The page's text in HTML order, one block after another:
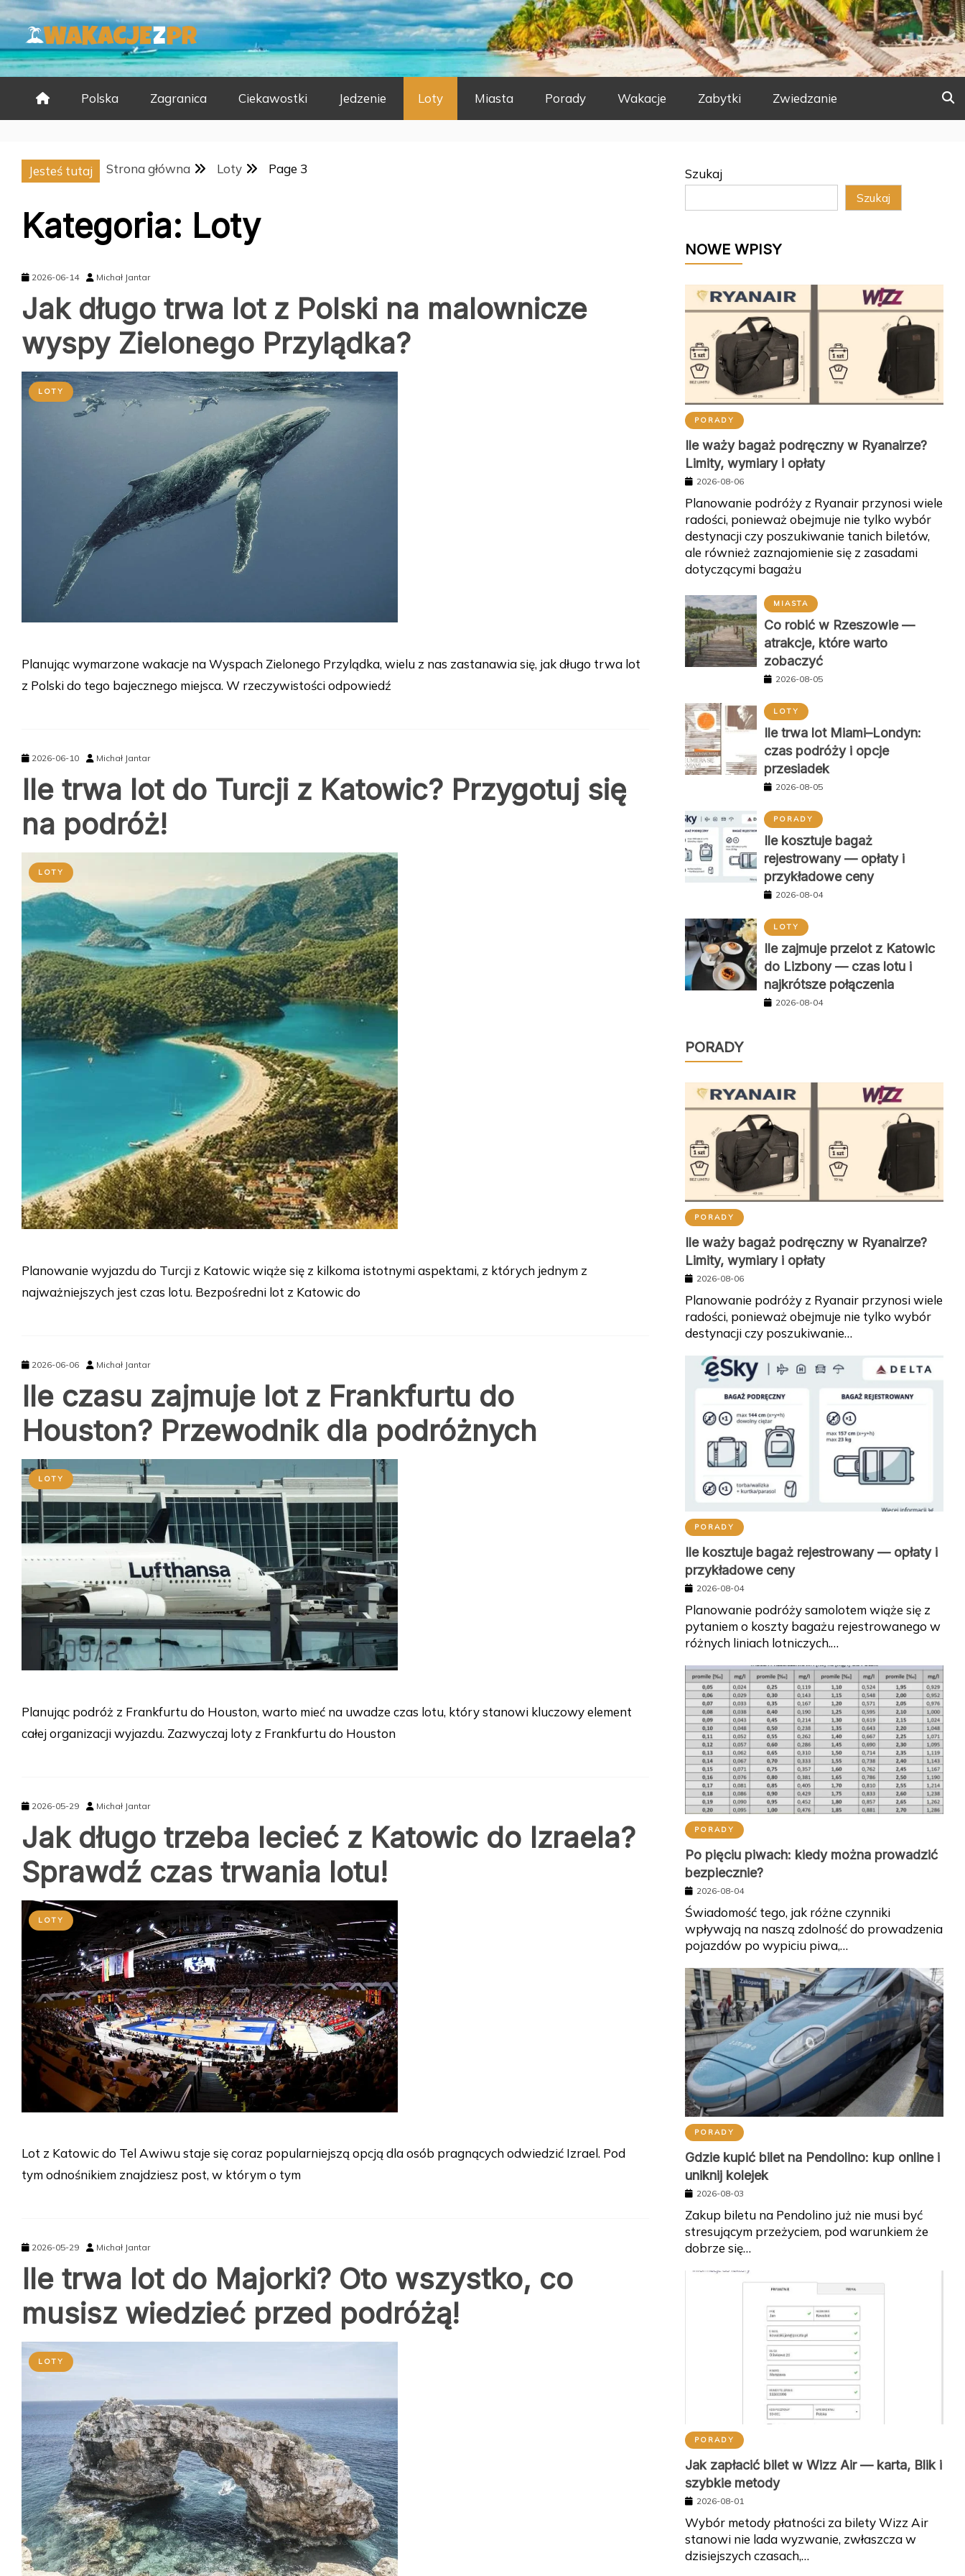
Skip
to
content
Polska Zagranica Ciekawostki Jedzenie Loty Miasta Porady Wakacje Zabytki Zwiedzanie
Jesteś tutaj Strona główna Loty Page 3
Kategoria: Loty
2026-06-14 Michał Jantar
Jak długo trwa lot z Polski na malownicze
wyspy Zielonego Przylądka?
LOTY
Planując wymarzone wakacje na Wyspach Zielonego Przylądka, wielu z nas zastanawia się, jak długo trwa lot
z Polski do tego bajecznego miejsca. W rzeczywistości odpowiedź
2026-06-10 Michał Jantar
Ile trwa lot do Turcji z Katowic? Przygotuj się
na podróż!
LOTY
Planowanie wyjazdu do Turcji z Katowic wiąże się z kilkoma istotnymi aspektami, z których jednym z
najważniejszych jest czas lotu. Bezpośredni lot z Katowic do
2026-06-06 Michał Jantar
Ile czasu zajmuje lot z Frankfurtu do
Houston? Przewodnik dla podróżnych
LOTY
Planując podróż z Frankfurtu do Houston, warto mieć na uwadze czas lotu, który stanowi kluczowy element
całej organizacji wyjazdu. Zazwyczaj loty z Frankfurtu do Houston
2026-05-29 Michał Jantar
Jak długo trzeba lecieć z Katowic do Izraela?
Sprawdź czas trwania lotu!
LOTY
Lot z Katowic do Tel Awiwu staje się coraz popularniejszą opcją dla osób pragnących odwiedzić Izrael. Pod
tym odnośnikiem znajdziesz post, w którym o tym
2026-05-29 Michał Jantar
Ile trwa lot do Majorki? Oto wszystko, co
musisz wiedzieć przed podróżą!
LOTY
Szukaj
Szukaj
NOWE WPISY
PORADY
Ile waży bagaż podręczny w Ryanairze?
Limity, wymiary i opłaty
2026-08-06
Planowanie podróży z Ryanair przynosi wiele
radości, ponieważ obejmuje nie tylko wybór
destynacji czy poszukiwanie tanich biletów,
ale również zaznajomienie się z zasadami
dotyczącymi bagażu
MIASTA
Co robić w Rzeszowie —
atrakcje, które warto
zobaczyć
2026-08-05
LOTY
Ile trwa lot Miami–Londyn:
czas podróży i opcje
przesiadek
2026-08-05
PORADY
Ile kosztuje bagaż
rejestrowany — opłaty i
przykładowe ceny
2026-08-04
LOTY
Ile zajmuje przelot z Katowic
do Lizbony — czas lotu i
najkrótsze połączenia
2026-08-04
PORADY
PORADY
Ile waży bagaż podręczny w Ryanairze?
Limity, wymiary i opłaty
2026-08-06
Planowanie podróży z Ryanair przynosi wiele
radości, ponieważ obejmuje nie tylko wybór
destynacji czy poszukiwanie…
PORADY
Ile kosztuje bagaż rejestrowany — opłaty i
przykładowe ceny
2026-08-04
Planowanie podróży samolotem wiąże się z
pytaniem o koszty bagażu rejestrowanego w
różnych liniach lotniczych.…
PORADY
Po pięciu piwach: kiedy można prowadzić
bezpiecznie?
2026-08-04
Świadomość tego, jak różne czynniki
wpływają na naszą zdolność do prowadzenia
pojazdów po wypiciu piwa,…
PORADY
Gdzie kupić bilet na Pendolino: kup online i
uniknij kolejek
2026-08-03
Zakup biletu na Pendolino już nie musi być
stresującym przeżyciem, pod warunkiem że
dobrze się…
PORADY
Jak zapłacić bilet w Wizz Air — karta, Blik i
szybkie metody
2026-08-01
Wybór metody płatności za bilety Wizz Air
stanowi nie lada wyzwanie, zwłaszcza w
dzisiejszych czasach,…